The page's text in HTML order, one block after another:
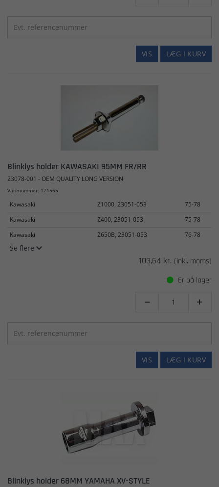
LÆG I KURV
VIS
Blinklys holder KAWASAKI 95MM FR/RR
23078-001 - OEM QUALITY LONG VERSION
Varenummer: 121565
Kawasaki Z1000, 23051-053
75-78
Kawasaki
Z400, 23051-053
75-78
Kawasaki
Z650B, 23051-053 76-78
Se flere
103,64 kr. (inkl. moms)
Er på lager
 
LÆG I KURV
VIS
Blinklys holder 68MM YAMAHA XV-STYLE